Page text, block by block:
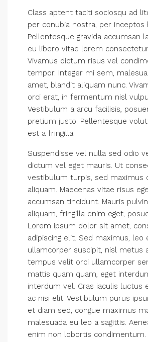
Class aptent taciti sociosqu ad
per conubia nostra, per inceptos
Pellentesque gravida accumsan
eu libero vitae lorem
Vivamus dictum risus vel
tempor. Integer mi sem,
amet, blandit aliquam nunc.
orci erat, in fermentum nisl
Vestibulum a arcu facilisis,
pretium justo. Pellentesque
est a fringilla.
Suspendisse vel nulla sed odio
dictum vel eget mauris. Ut
vestibulum turpis, sed maximus
aliquam. Maecenas vitae risus
accumsan tincidunt. Mauris
aliquam, fringilla enim eget,
Lorem ipsum dolor sit amet,
adipiscing elit. Sed maximus, leo
ullamcorper suscipit, nisl metus
tempus velit orci ullamcorper
mattis quam quam, eget
interdum vel. Cras iaculis luctus
ac nisi elit. Vestibulum purus
et diam sed, congue maximus
malesuada eu leo a sagittis.
enim non lobortis condimentum.